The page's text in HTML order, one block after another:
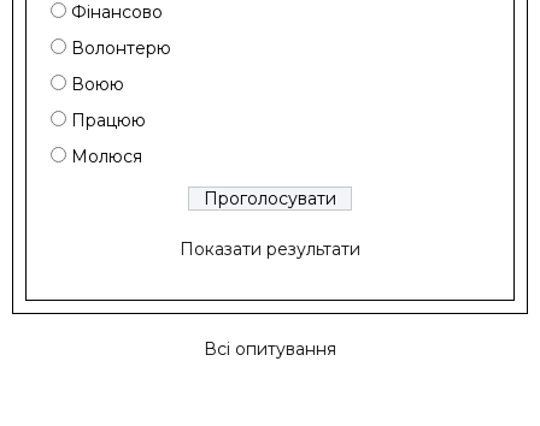
Фінансово
Волонтерю
Воюю
Працюю
Молюся
Показати результати
Всі опитування